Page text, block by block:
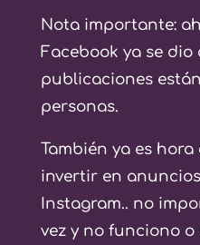
Nota importante:
Facebook ya se
publicaciones
personas.
También ya es hora
invertir en
Instagram.. no
vez y no funciono